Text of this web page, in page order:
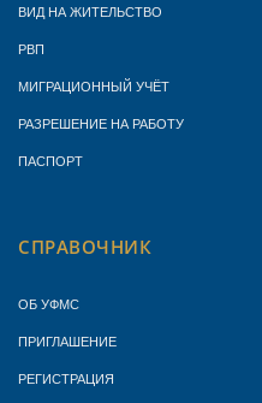
ВИД НА ЖИТЕЛЬСТВО
РВП
МИГРАЦИОННЫЙ УЧЁТ
РАЗРЕШЕНИЕ НА РАБОТУ
ПАСПОРТ
СПРАВОЧНИК
ОБ УФМС
ПРИГЛАШЕНИЕ
РЕГИСТРАЦИЯ